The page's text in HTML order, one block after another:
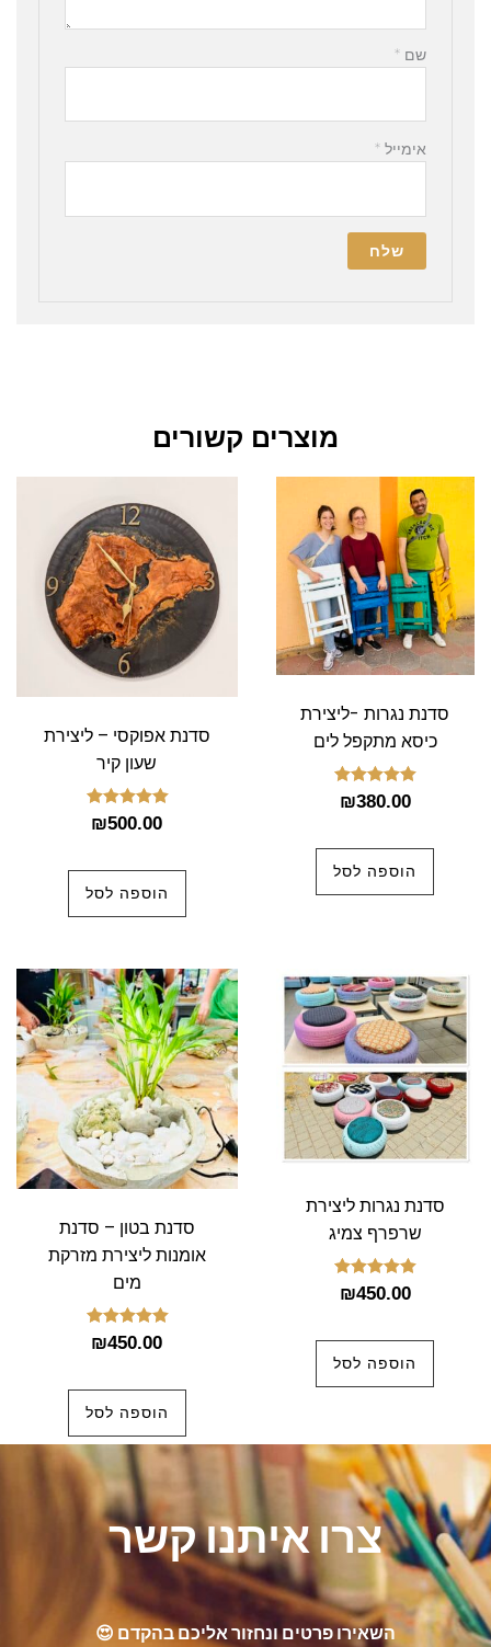
שם*
אימייל*
מוצרים קשורים
סדנת נגרות -ליצירת
כיסא מתקפל לים
דורג
5.00
₪380.00
הוספה לסל
סדנת אפוקסי – ליצירת
שעון קיר
דורג
5.00
₪500.00
הוספה לסל
סדנת נגרות ליצירת
שרפרף צמיג
דורג
5.00
₪450.00
הוספה לסל
סדנת בטון – סדנת
אומנות ליצירת מזרקת
מים
דורג
5.00
₪450.00
הוספה לסל
צרו איתנו קשר
השאירו פרטים ונחזור אליכם בהקדם 😍